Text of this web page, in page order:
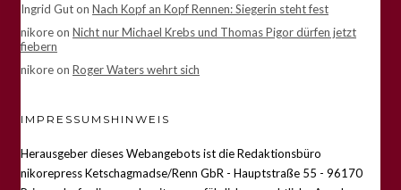
Ingrid Guton Nach Kopf an Kopf Rennen: Siegerin steht fest
nikoreon Nicht nur Michael Krebs und Thomas Pigor dürfen jetzt
fiebern
nikoreon Roger Waters wehrt sich
IMPRESSUMSHINWEIS
Herausgeber dieses Webangebots ist die Redaktionsbüro
nikorepress Ketschagmadse/Renn GbR - Hauptstraße 55 - 96170